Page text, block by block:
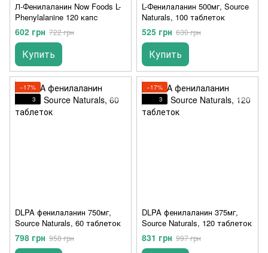
Л-Фенилаланин Now Foods L-
Phenylalanine 120 капс
602 грн 722 грн
Купить
L-Фенилаланин 500мг, Source
Naturals, 100 таблеток
525 грн 630 грн
Купить
−17%
3
DLPA фенилаланин 750мг,
Source Naturals, 60 таблеток
798 грн 958 грн
−17%
3
DLPA фенилаланин 375мг,
Source Naturals, 120 таблеток
831 грн 997 грн